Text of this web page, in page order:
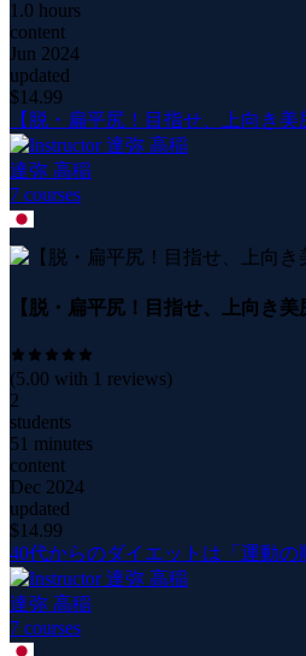
1.0 hours
content
Jun 2024
updated
$14.99
【脱・扁平尻！目指せ、上向き
達弥 高稲
7 courses
【脱・扁平尻！目指せ、上向き
(5.00 with 1 reviews)
2
students
51 minutes
content
Dec 2024
updated
$14.99
40代からのダイエットは「運動の
達弥 高稲
7 courses